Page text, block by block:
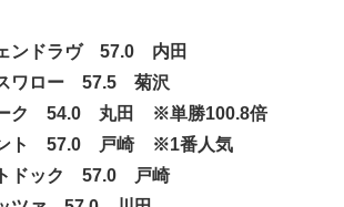
ンドラヴ 57.0 内田
ワロー 57.5 菊沢
ク 54.0 丸田 ※単勝100.8倍
ト 57.0 戸崎 ※1番人気
ドック 57.0 戸崎